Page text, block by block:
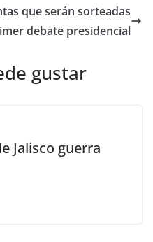
que serán sorteadas
debate presidencial
gustar
Jalisco guerra